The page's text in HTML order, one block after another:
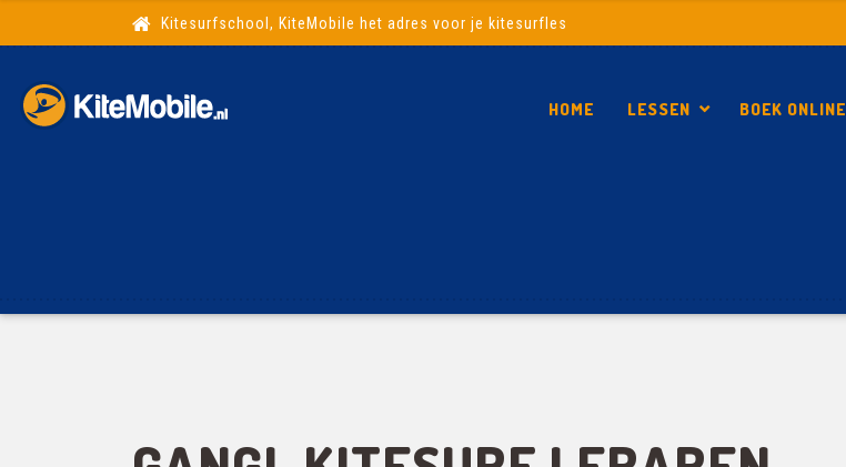
Kitesurfschool, KiteMobile het adres voor je kitesurfles
HOME LESSEN BOEK ONLINE